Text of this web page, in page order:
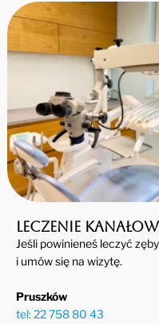
Leczenie
Jeśli powinieneś leczyć
i umów się na wizytę.
Pruszków
tel: 22 758 80 43